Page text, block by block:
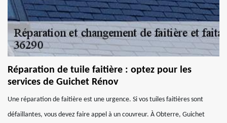
Réparation de tuile faitière : optez pour les
services de Guichet Rénov
Une réparation de faitière est une urgence. Si vos tuiles faitières sont
défaillantes, vous devez faire appel à un couvreur. À Obterre, Guichet